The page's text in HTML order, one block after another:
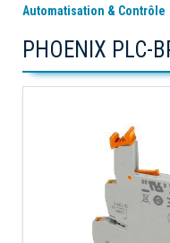
Automatisation & Contrôle
PHOENIX PLC-